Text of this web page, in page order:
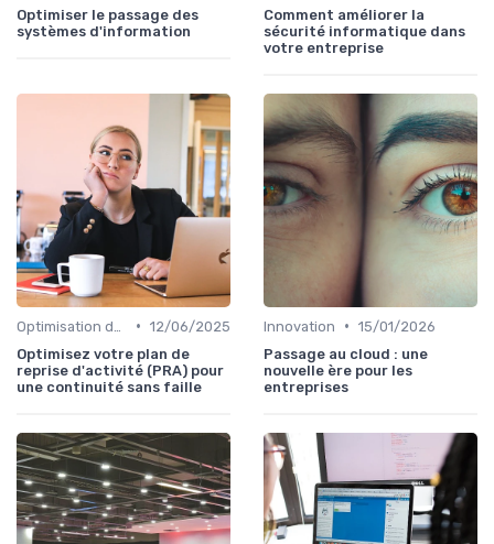
Optimiser le passage des
systèmes d'information
Comment améliorer la
sécurité informatique dans
votre entreprise
• 12/06/2025
Optimisez votre plan de
reprise d'activité (PRA) pour
une continuité sans faille
Innovation • 15/01/2026
Passage au cloud : une
nouvelle ère pour les
entreprises